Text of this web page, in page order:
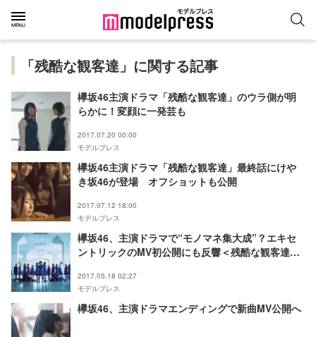
「残酷な観客達」に関する記事
欅坂46主演ドラマ「残酷な観客達」のウラ側が明
らかに！変顔に一発芸も
2017.07.20 00:00
モデルプレス
欅坂46主演ドラマ「残酷な観客達」最終話にけや
き坂46が登場 オフショットも公開
2017.07.12 18:00
モデルプレス
欅坂46、主演ドラマで“モノマネ集大成”？エキセ
ントリックのMV初公開にも反響＜残酷な観客達ネ
2017.05.18 02:27
モデルプレス
欅坂46、主演ドラマエンディングで新曲MV公開へ